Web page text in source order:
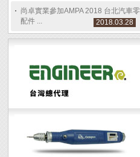
尚卓實業參加AMPA 2018 台北汽車零
配件 ...
2018.03.28